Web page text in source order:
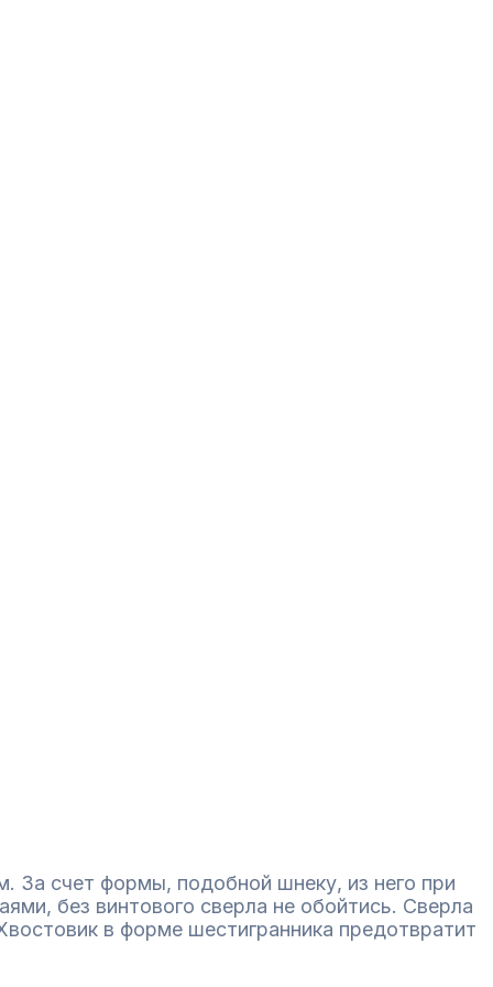
За счет формы, подобной шнеку, из него при
без винтового сверла не обойтись. Сверла
в форме шестигранника предотвратит